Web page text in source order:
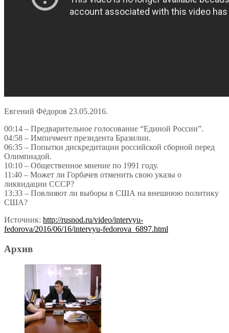
Евгений Фёдоров 23.05.2016.
00:14 – Предварительное голосование “Единой России”.
04:58 – Импичмент президента Бразилии.
06:35 – Попытки дискредитации российской сборной перед
Олимпиадой.
10:10 – Общественное мнение по 1991 году.
11:40 – Может ли Горбачев отменить свою указы о
ликвидации СССР?
13:33 – Повлияют ли выборы в США на внешнюю политику
США?
Источник: http://rusnod.ru/video/intervyu-
fedorova/2016/06/16/intervyu-fedorova_6897.html
Архив